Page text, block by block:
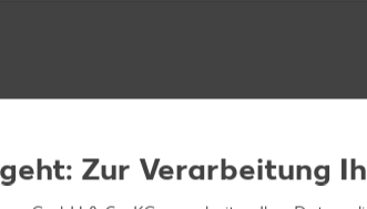
einem geschmeidigen Teig
Zur Verarbeitung